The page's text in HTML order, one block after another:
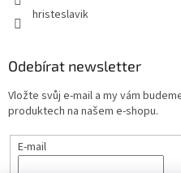
hristeslavik
Odebírat newsletter
Vložte svůj e-mail a my vám
produktech na našem e-shopu.
E-mail